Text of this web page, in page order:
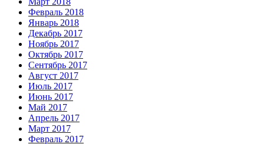
Февраль 2018
Январь 2018
Декабрь 2017
Ноябрь 2017
Октябрь 2017
Сентябрь 2017
Август 2017
Июль 2017
Июнь 2017
Май 2017
Апрель 2017
Март 2017
Февраль 2017